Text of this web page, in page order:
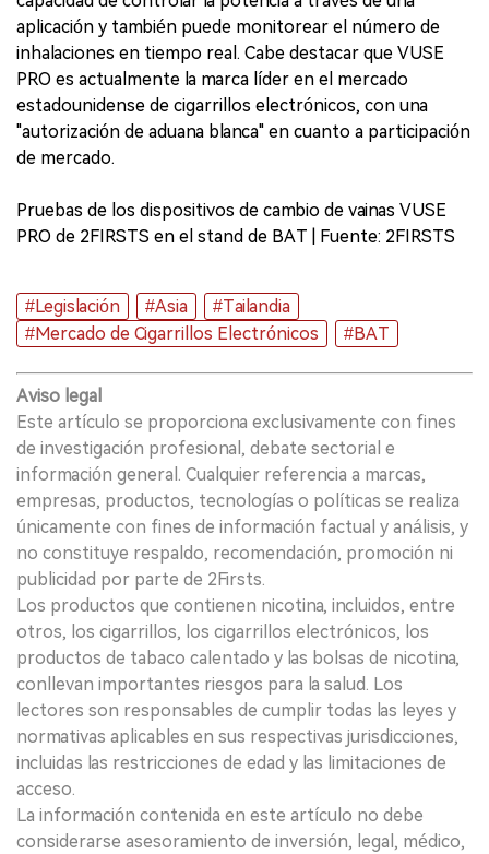
aplicación y también puede monitorear el número de
inhalaciones en tiempo real. Cabe destacar que VUSE
PRO es actualmente la marca líder en el mercado
estadounidense de cigarrillos electrónicos, con una
"autorización de aduana blanca" en cuanto a participación
de mercado.
Pruebas de los dispositivos de cambio de vainas VUSE
PRO de 2FIRSTS en el stand de BAT | Fuente: 2FIRSTS
#Legislación #Asia
#Tailandia
#Mercado de Cigarrillos Electrónicos
#BAT
Aviso legal
Este artículo se proporciona exclusivamente con fines
de investigación profesional, debate sectorial e
información general. Cualquier referencia a marcas,
empresas, productos, tecnologías o políticas se realiza
únicamente con fines de información factual y análisis, y
no constituye respaldo, recomendación, promoción ni
publicidad por parte de 2Firsts.
Los productos que contienen nicotina, incluidos, entre
otros, los cigarrillos, los cigarrillos electrónicos, los
productos de tabaco calentado y las bolsas de nicotina,
conllevan importantes riesgos para la salud. Los
lectores son responsables de cumplir todas las leyes y
normativas aplicables en sus respectivas jurisdicciones,
incluidas las restricciones de edad y las limitaciones de
acceso.
La información contenida en este artículo no debe
considerarse asesoramiento de inversión, legal, médico,